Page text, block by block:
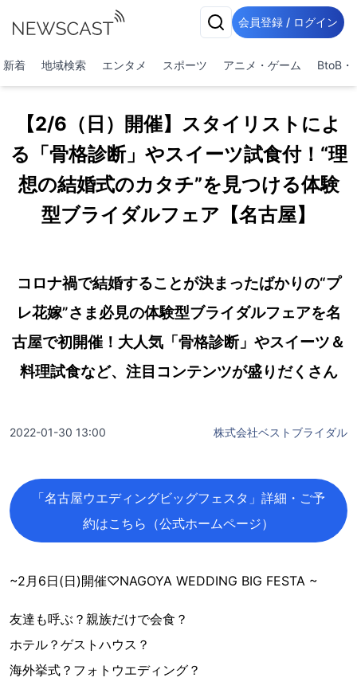
会員登録 / ログイン
新着 地域検索 エンタメ スポーツ アニメ・ゲーム BtoB・
【2/6（日）開催】スタイリストによ
る「骨格診断」やスイーツ試食付！“理
想の結婚式のカタチ”を見つける体験
型ブライダルフェア【名古屋】
コロナ禍で結婚することが決まったばかりの“プ
レ花嫁”さま必見の体験型ブライダルフェアを名
古屋で初開催！大人気「骨格診断」やスイーツ＆
料理試食など、注目コンテンツが盛りだくさん
2022-01-30 13:00 株式会社ベストブライダル
「名古屋ウエディングビッグフェスタ」詳細・ご予
約はこちら（公式ホームページ）
~2月6日(日)開催♡NAGOYA WEDDING BIG FESTA ~
友達も呼ぶ？親族だけで会食？
ホテル？ゲストハウス？
海外挙式？フォトウエディング？